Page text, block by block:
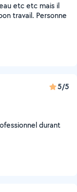
etc etc mais il
travail. Personne
5/5
durant